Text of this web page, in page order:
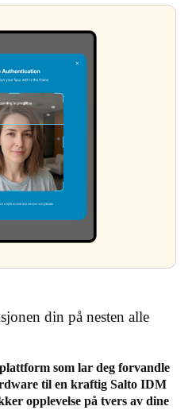
din på nesten alle
som lar deg forvandle
til en kraftig Salto IDM
opplevelse på tvers av dine